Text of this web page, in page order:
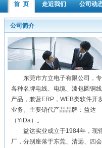
首 页 走近我们 公司动
公司简介
东莞市方立电子有限公司，
各种名牌电线、电缆、漆包圆铜
产品，兼营ERP，WEB类软件开
业务。主要销代产品品牌：益达
（YiDa）。
益达实业成立于1984年，现
厂，分别座落于东莞、清远、四